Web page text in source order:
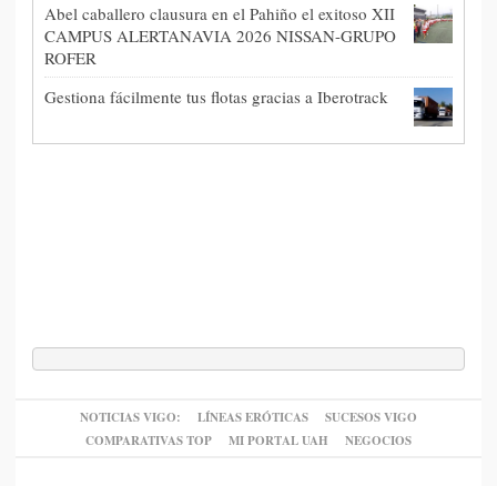
Abel caballero clausura en el Pahiño el exitoso XII
CAMPUS ALERTANAVIA 2026 NISSAN-GRUPO
ROFER
Gestiona fácilmente tus flotas gracias a Iberotrack
NOTICIAS VIGO: LÍNEAS ERÓTICAS
SUCESOS VIGO
COMPARATIVAS TOP
MI PORTAL UAH NEGOCIOS